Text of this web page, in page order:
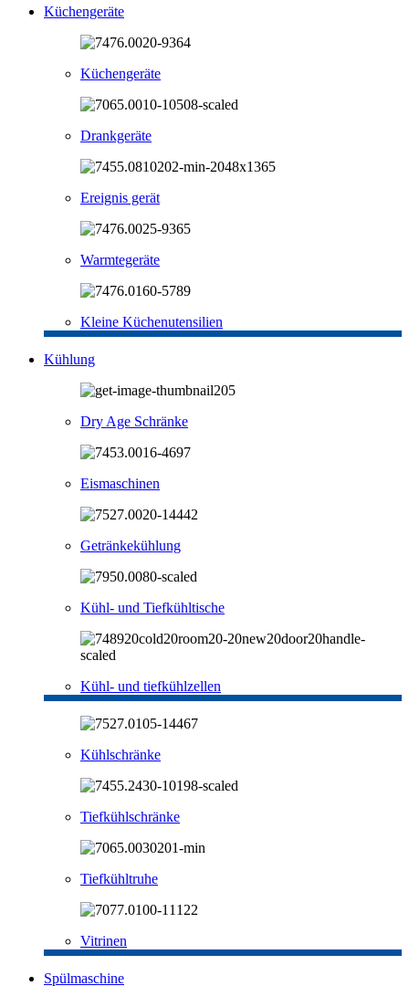
Küchengeräte
Küchengeräte
Drankgeräte
Ereignis gerät
Warmtegeräte
Kleine Küchenutensilien
Kühlung
Dry Age Schränke
Eismaschinen
Getränkekühlung
Kühl- und Tiefkühltische
Kühl- und tiefkühlzellen
Kühlschränke
Tiefkühlschränke
Tiefkühltruhe
Vitrinen
Spülmaschine